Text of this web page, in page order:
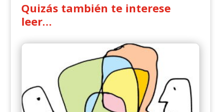
Quizás también te interese
leer…